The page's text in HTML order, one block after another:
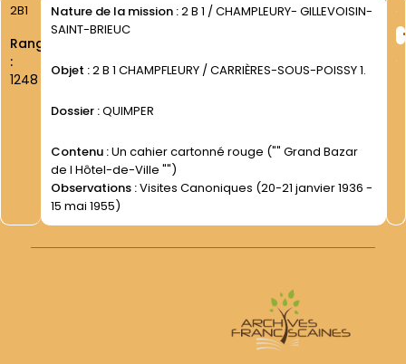
2B1
Rang
:
1248
Nature de la mission :2 B 1 / CHAMPLEURY- GILLEVOISIN-
SAINT-BRIEUC
Objet :2 B 1 CHAMPFLEURY / CARRIÈRES-SOUS-POISSY 1.
Dossier :QUIMPER
Contenu :Un cahier cartonné rouge ("" Grand Bazar
de l Hôtel-de-Ville "")
Observations :Visites Canoniques (20-21 janvier 1936 -
15 mai 1955)